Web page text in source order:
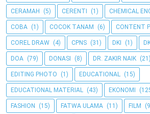
CERAMAH (5) CERENTI (1) CHEMICAL
COBA (1) COCOK TANAM (6) CONTENT
COREL DRAW (4) CPNS (31) DKI (1)
DOA (79) DONASI (8) DR. ZAKIR NAIK (21)
EDITING PHOTO (1) EDUCATIONAL (15)
EDUCATIONAL MATERIAL (43) EKONOMI
FASHION (15) FATWA ULAMA (11) FILM